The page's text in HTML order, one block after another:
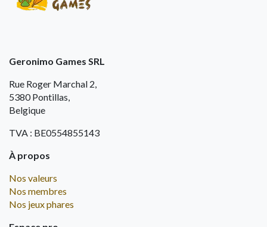
Geronimo Games SRL
Rue Roger Marchal 2,
5380 Pontillas,
Belgique
TVA : BE0554855143
À propos
Nos valeurs
Nos membres
Nos jeux phares